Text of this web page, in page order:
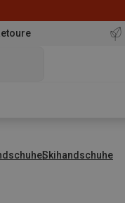
Skihandschuhe